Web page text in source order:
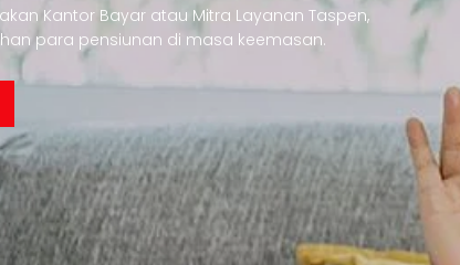
Kantor Bayar atau Mitra Layanan Taspen,
para pensiunan di masa keemasan.